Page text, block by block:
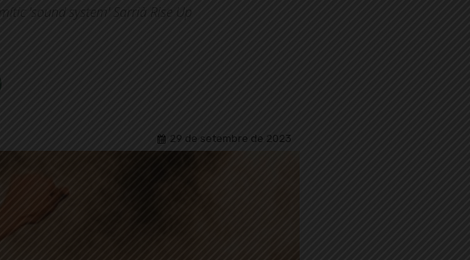
'sound system' Sarrià Rise Up
29 de setembre de 2023